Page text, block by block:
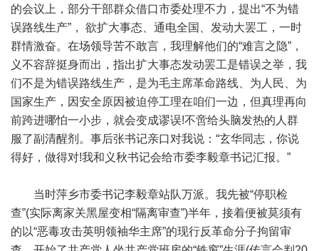
的会议上，部分干部群众借口市委处理不力，提出“不为错
误路线生产”， 欲扩大事态、通电全国、发动大罢工，一时
群情激奋。在场领导苦不敢言，我理解他们的“难言之隐”，
义不容辞挺身而出，指出扩大事态发动罢工是错误之举，我
们不是为错误路线生产，是为毛主席革命路线、为人民、为
国家生产，因安全原因被迫停工理在咱们一边，但真理再向
前跨进哪怕一小步，就会变成谬误!不啻给头脑发热的人群
服了副清醒剂。事后张书记亲口对我说：“玄华同志，你说
得好，做得对!我和义秋书记会给市委李毅章书记汇报。”
当时萍乡市委书记李毅章站队万派。我先被“停职检
查”(实际离家关黑屋变相“隔离审查”)半年，接着便被莫须有
的以“恶毒攻击英明领袖华主席”的现行反革命分子拘留审